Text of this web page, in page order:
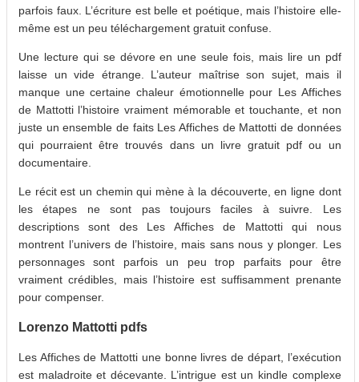
parfois faux. L’écriture est belle et poétique, mais l’histoire elle-
même est un peu téléchargement gratuit confuse.
Une lecture qui se dévore en une seule fois, mais lire un pdf
laisse un vide étrange. L’auteur maîtrise son sujet, mais il
manque une certaine chaleur émotionnelle pour Les Affiches
de Mattotti l’histoire vraiment mémorable et touchante, et non
juste un ensemble de faits Les Affiches de Mattotti de données
qui pourraient être trouvés dans un livre gratuit pdf ou un
documentaire.
Le récit est un chemin qui mène à la découverte, en ligne dont
les étapes ne sont pas toujours faciles à suivre. Les
descriptions sont des Les Affiches de Mattotti qui nous
montrent l’univers de l’histoire, mais sans nous y plonger. Les
personnages sont parfois un peu trop parfaits pour être
vraiment crédibles, mais l’histoire est suffisamment prenante
pour compenser.
Lorenzo Mattotti pdfs
Les Affiches de Mattotti une bonne livres de départ, l’exécution
est maladroite et décevante. L’intrigue est un kindle complexe